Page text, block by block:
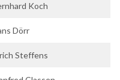
Koch
Dörr
Steffens